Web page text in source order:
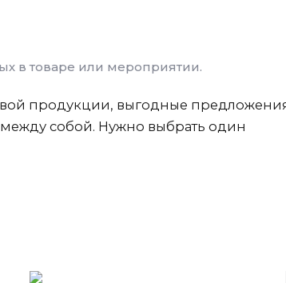
в товаре или мероприятии.
продукции, выгодные
собой. Нужно выбрать один